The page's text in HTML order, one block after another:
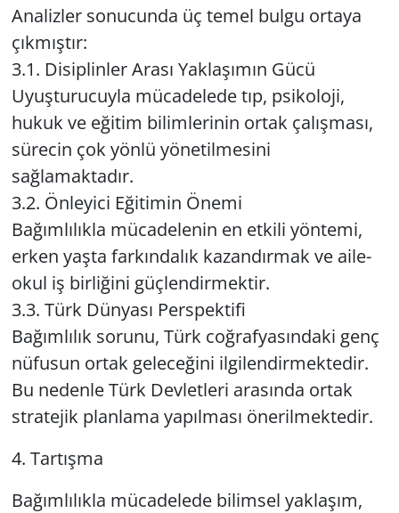
Analizler sonucunda üç temel bulgu ortaya
çıkmıştır:
3.1. Disiplinler Arası Yaklaşımın Gücü
Uyuşturucuyla mücadelede tıp, psikoloji,
hukuk ve eğitim bilimlerinin ortak çalışması,
sürecin çok yönlü yönetilmesini
sağlamaktadır.
3.2. Önleyici Eğitimin Önemi
Bağımlılıkla mücadelenin en etkili yöntemi,
erken yaşta farkındalık kazandırmak ve aile-
okul iş birliğini güçlendirmektir.
3.3. Türk Dünyası Perspektifi
Bağımlılık sorunu, Türk coğrafyasındaki genç
nüfusun ortak geleceğini ilgilendirmektedir.
Bu nedenle Türk Devletleri arasında ortak
stratejik planlama yapılması önerilmektedir.
4. Tartışma
Bağımlılıkla mücadelede bilimsel yaklaşım,